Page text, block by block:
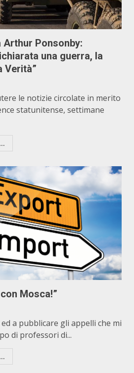
Arthur Ponsonby:
una guerra, la
Verità”
le notizie circolate in merito
statunitense, settimane
Mosca!”
a pubblicare gli appelli che mi
di professori di...